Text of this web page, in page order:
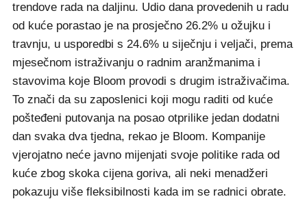
trendove rada na daljinu. Udio dana provedenih u radu
od kuće porastao je na prosječno 26.2% u ožujku i
travnju, u usporedbi s 24.6% u siječnju i veljači, prema
mjesečnom istraživanju o radnim aranžmanima i
stavovima koje Bloom provodi s drugim istraživačima.
To znači da su zaposlenici koji mogu raditi od kuće
pošteđeni putovanja na posao otprilike jedan dodatni
dan svaka dva tjedna, rekao je Bloom. Kompanije
vjerojatno neće javno mijenjati svoje politike rada od
kuće zbog skoka cijena goriva, ali neki menadžeri
pokazuju više fleksibilnosti kada im se radnici obrate.